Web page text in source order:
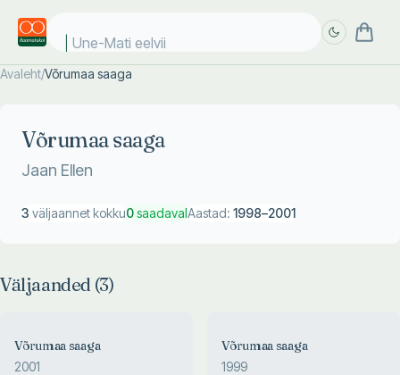
Une-Mati eelviim
Avaleht/Võrumaa saaga
Võrumaa saaga
Jaan Ellen
3 väljaannet kokku0saadavalAastad: 1998–2001
Väljaanded (3)
Võrumaa saaga
2001
Võrumaa saaga
1999